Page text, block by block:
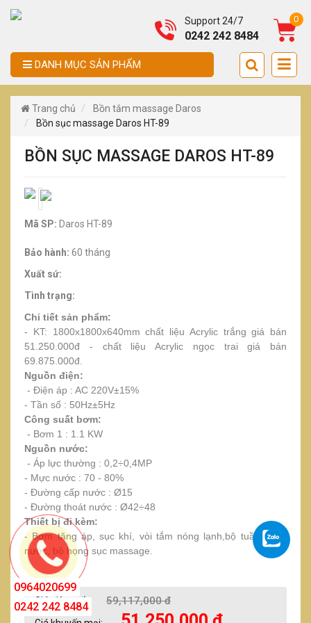
Support 24/7
0242 242 8484
0
DANH MỤC SẢN PHẨM
Trang chủ
Bồn tắm massage Daros
Bồn sục massage Daros HT-89
BỒN SỤC MASSAGE DAROS HT-89
Mã SP: Daros HT-89
Bảo hành: 60 tháng
Xuất sứ:
Tình trạng:
Chi tiết sản phẩm:
- KT: 1800x1800x640mm chất liệu Acrylic trắng giá bán
51.250.000đ - chất liệu Acrylic ngọc trai giá bán
69.875.000đ.
Nguồn điện:
- Điện áp : AC 220V±15%
- Tần số : 50Hz±5Hz
Công suất bơm:
- Bơm 1 : 1.1 KW
Nguồn nước:
- Áp lực thường : 0,2÷0,4MP
- Mực nước : 70 - 80%
- Đường cấp nước : Ø15
- Đường thoát nước : Ø42÷48
Thiết bị đi kèm:
- Bơm tăng áp, sục khí, vòi tắm nóng lạnh,bộ tuần hoàn
nước, bộ họng sục massage.
Giá niêm yết: 59,117,000 đ
0964020699
0242 242 8484